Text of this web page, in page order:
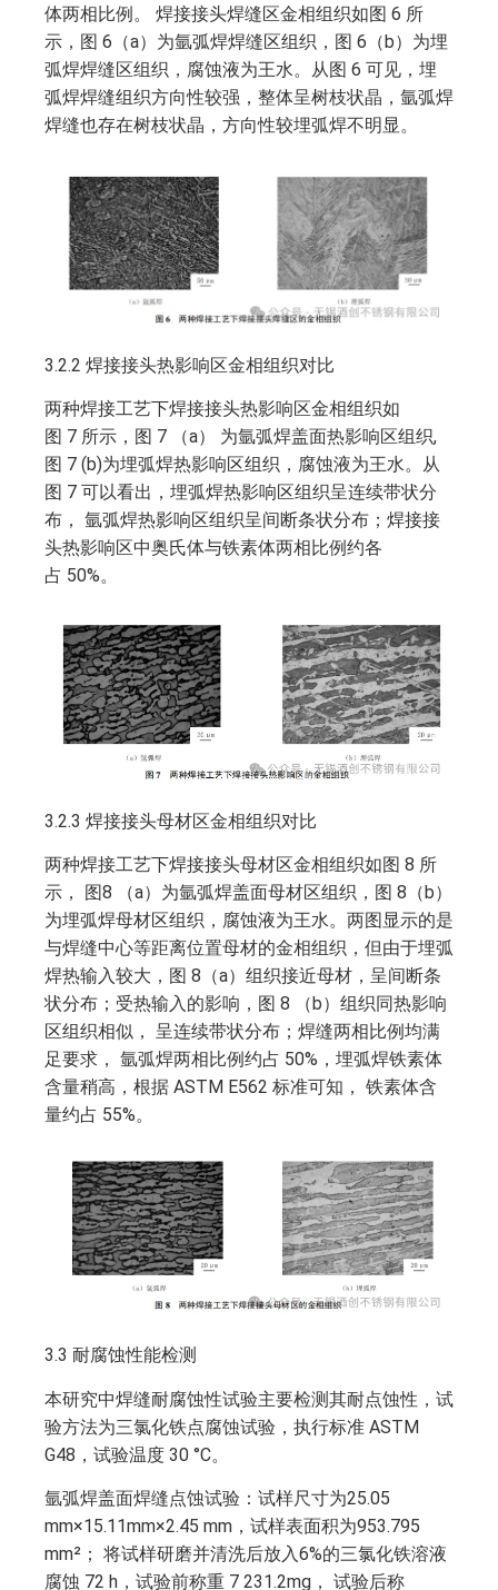
体两相比例。 焊接接头焊缝区金相组织如图 6 所
示，图 6（a）为氩弧焊焊缝区组织，图 6（b）为埋
弧焊焊缝区组织，腐蚀液为王水。从图 6 可见，埋
弧焊焊缝组织方向性较强，整体呈树枝状晶，氩弧焊
焊缝也存在树枝状晶，方向性较埋弧焊不明显。
3.2.2 焊接接头热影响区金相组织对比
两种焊接工艺下焊接接头热影响区金相组织如
图 7 所示，图 7 （a） 为氩弧焊盖面热影响区组织,
图 7 (b)为埋弧焊热影响区组织，腐蚀液为王水。从
图 7 可以看出，埋弧焊热影响区组织呈连续带状分
布， 氩弧焊热影响区组织呈间断条状分布；焊接接
头热影响区中奥氏体与铁素体两相比例约各
占 50%。
3.2.3 焊接接头母材区金相组织对比
两种焊接工艺下焊接接头母材区金相组织如图 8 所
示， 图8 （a）为氩弧焊盖面母材区组织，图 8（b）
为埋弧焊母材区组织，腐蚀液为王水。两图显示的是
与焊缝中心等距离位置母材的金相组织，但由于埋弧
焊热输入较大，图 8（a）组织接近母材，呈间断条
状分布；受热输入的影响，图 8 （b）组织同热影响
区组织相似， 呈连续带状分布；焊缝两相比例均满
足要求， 氩弧焊两相比例约占 50%，埋弧焊铁素体
含量稍高，根据 ASTM E562 标准可知， 铁素体含
量约占 55%。
3.3 耐腐蚀性能检测
本研究中焊缝耐腐蚀性试验主要检测其耐点蚀性，试
验方法为三氯化铁点腐蚀试验，执行标准 ASTM
G48，试验温度 30 °C。
氩弧焊盖面焊缝点蚀试验：试样尺寸为25.05
mm×15.11mm×2.45 mm，试样表面积为953.795
mm²； 将试样研磨并清洗后放入6%的三氯化铁溶液
腐蚀 72 h，试验前称重 7 231.2mg， 试验后称